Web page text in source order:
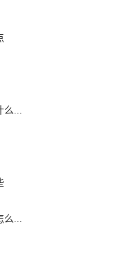
么...
么...